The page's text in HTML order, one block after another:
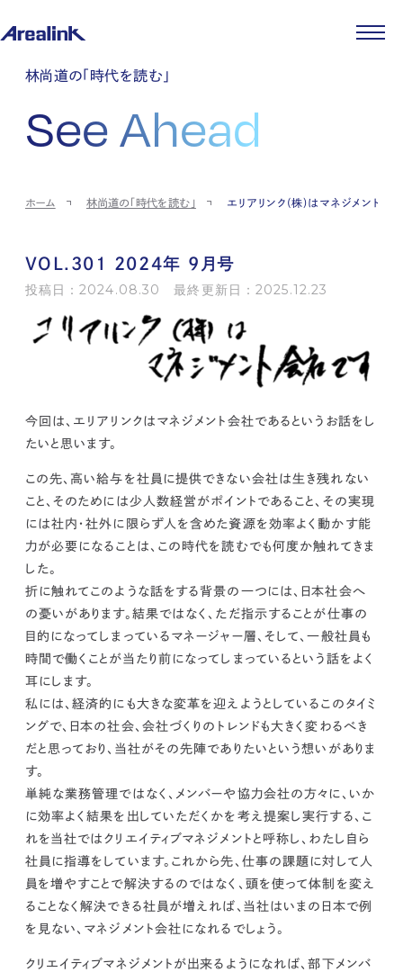
企業情報
企業理念
会社概要
コーポレートガバナンス
ストレージ事業
パートナー制度
土地権利整備事業
IR情報
IRカレンダー
IRポリシー
ストレージ室数実績
個人投資家の皆様へ
よくある質問・用語集
ニュース
商品情報
先輩社員インタビュー
中途採用
お問い合わせ
asul
サイト
ーム
カスタマーハラスメントポリ
情報セキュリティ・DX方針及び戦略サイトマップ
©2025 AREALINK.
林尚道の「時代を読む」
See Ahead
ホーム 林尚道の「時代を読む」 エリアリンク(株)はマネジメント会
VOL.301 2024年 9月号
投稿日：2024.08.30 最終更新日：2025.12.23
今回は、エリアリンクはマネジメント会社であるというお話をし
たいと思います。
この先、高い給与を社員に提供できない会社は生き残れない
こと、そのためには少人数経営がポイントであること、その実現
には社内・社外に限らず人を含めた資源を効率よく動かす能
力が必要になることは、この時代を読むでも何度か触れてきま
した。
折に触れてこのような話をする背景の一つには、日本社会へ
の憂いがあります。結果ではなく、ただ指示することが仕事の
目的になってしまっているマネージャー層、そして、一般社員も
時間で働くことが当たり前になってしまっているという話をよく
耳にします。
私には、経済的にも大きな変革を迎えようとしているこのタイミ
ングで、日本の社会、会社づくりのトレンドも大きく変わるべき
だと思っており、当社がその先陣でありたいという想いがありま
す。
単純な業務管理ではなく、メンバーや協力会社の方々に、いか
に効率よく結果を出していただくかを考え提案し実行する、こ
れを当社ではクリエイティブマネジメントと呼称し、わたし自ら
社員に指導をしています。これから先、仕事の課題に対して人
員を増やすことで解決するのではなく、 頭を使って体制を変え
ることなく解決できる社員が増えれば、当社はいまの日本で例
を見ない、マネジメント会社になれるでしょう。
クリエイティブマネジメントが出来るようになれば、部下メンバ